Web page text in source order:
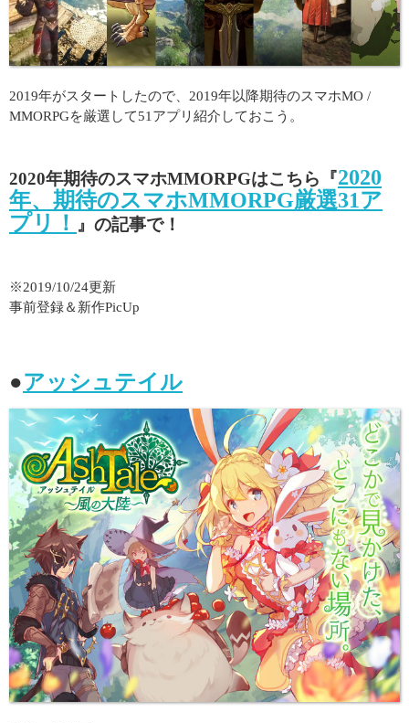
2019年がスタートしたので、2019年以降期待のスマホMO /
MMORPGを厳選して51アプリ紹介しておこう。
2020年期待のスマホMMORPGはこちら『2020
年、期待のスマホMMORPG厳選31ア
プリ！
』の記事で！
※2019/10/24更新
事前登録＆新作PicUp
●アッシュテイル